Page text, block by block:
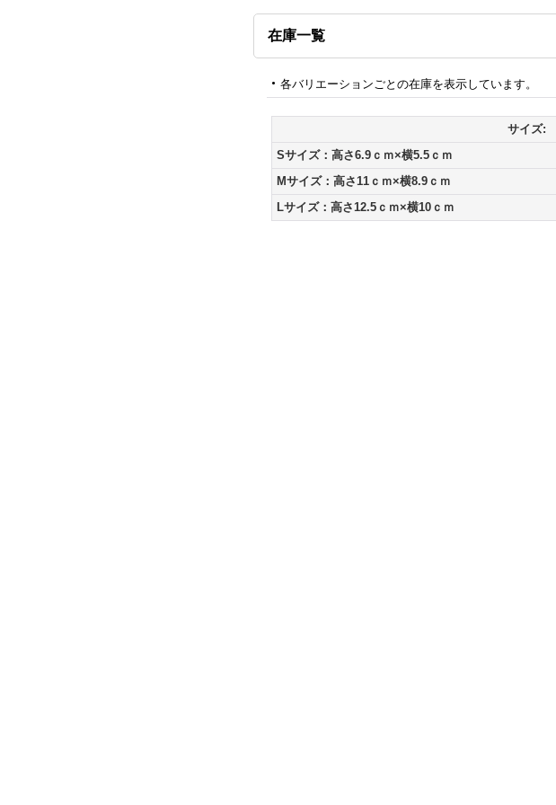
在庫一覧
各バリエーションごとの在庫を表示しています。
サイズ:
Sサイズ：高さ6.9ｃｍ×横5.5ｃｍ
Mサイズ：高さ11ｃｍ×横8.9ｃｍ
Lサイズ：高さ12.5ｃｍ×横10ｃｍ